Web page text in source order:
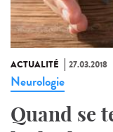
ACTUALITÉ 27.03.2018
Neurologie
Quand se